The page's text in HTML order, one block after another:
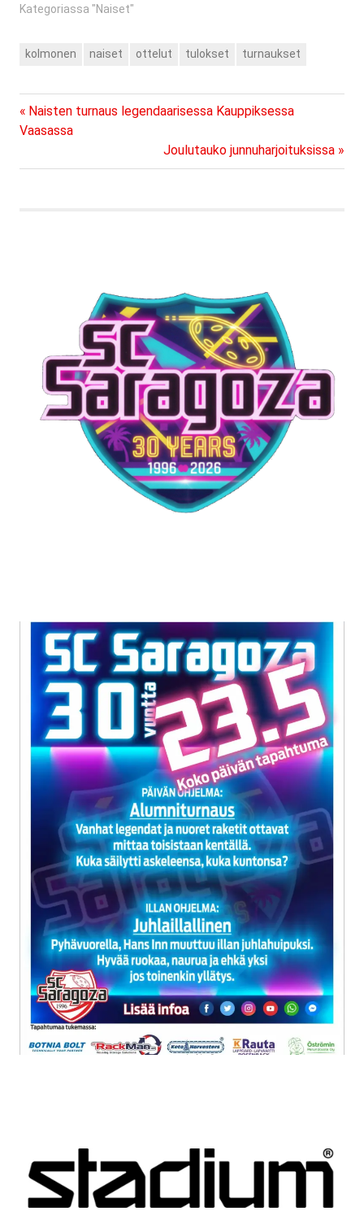
3.
Kategoriassa "Naiset"
kolmonen naiset ottelut tulokset turnaukset
Artikkelien
Previous
Post:
Naisten turnaus legendaarisessa Kauppiksessa
Vaasassa
Next
Post:
Joulutauko junnuharjoituksissa